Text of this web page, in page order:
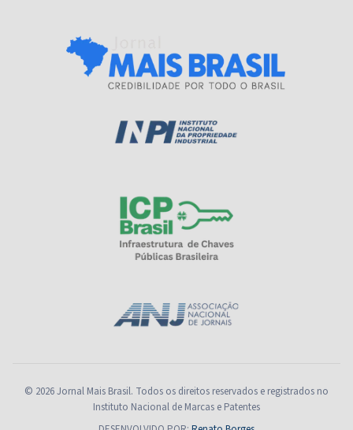
© 2026 Jornal Mais Brasil. Todos os direitos reservados e registrados no
Instituto Nacional de Marcas e Patentes